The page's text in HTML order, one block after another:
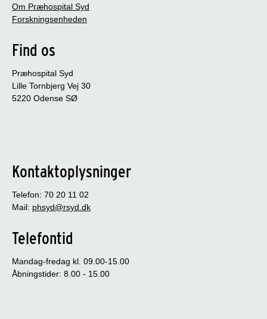
Om Præhospital Syd
Forskningsenheden
Find os
Præhospital Syd
Lille Tornbjerg Vej 30
5220 Odense SØ
Kontaktoplysninger
Telefon: 70 20 11 02
Mail: phsyd@rsyd.dk
Telefontid
Mandag-fredag kl. 09.00-15.00
Åbningstider: 8.00 - 15.00